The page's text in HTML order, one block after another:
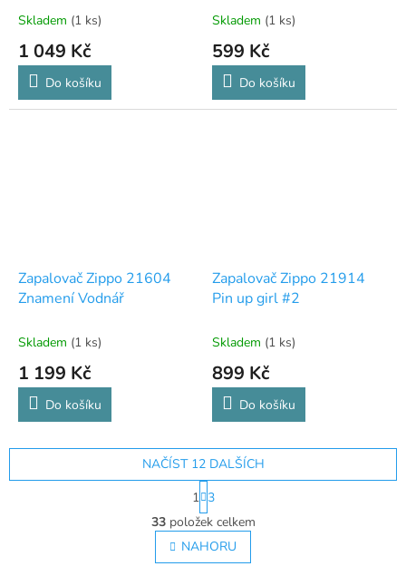
Skladem (1 ks)
1 049 Kč
Do košíku
Skladem (1 ks)
599 Kč
Do košíku
Zapalovač Zippo 21604
Znamení Vodnář
Skladem (1 ks)
1 199 Kč
Do košíku
Zapalovač Zippo 21914
Pin up girl #2
Skladem (1 ks)
899 Kč
Do košíku
O
v
l
á
NAČÍST 12 DALŠÍCH
S
t
r
á
n
k
1 3
33položek celkem
NAHORU